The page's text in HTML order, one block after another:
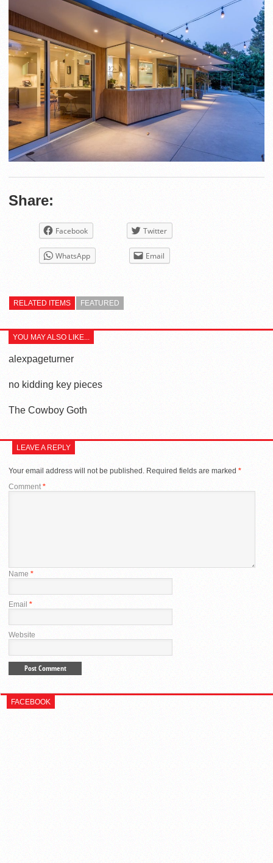
Share:
Facebook Twitter
WhatsApp Email
RELATED ITEMS FEATURED
YOU MAY ALSO LIKE...
alexpageturner
no kidding key pieces
The Cowboy Goth
LEAVE A REPLY
Your email address will not be published. Required fields are marked *
Comment*
Name *
Email *
Website
FACEBOOK